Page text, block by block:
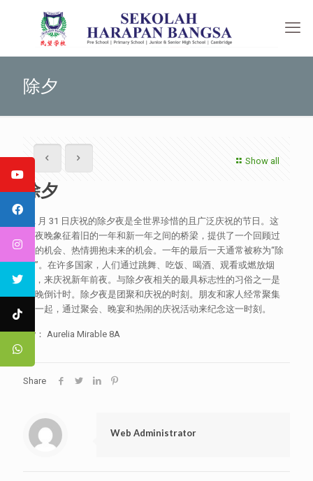
除夕
Show all
除夕
12 月 31 日庆祝的除夕夜是全世界珍惜的且广泛庆祝的节日。这
个夜晚象征着旧的一年和新一年之间的桥梁，提供了一个回顾过
去的机会、热情拥抱未来的机会。一年的最后一天通常被称为“除
夕”。在许多国家，人们通过跳舞、吃饭、喝酒、观看或燃放烟
花，来庆祝新年前夜。与除夕夜相关的最具标志性的习俗之一是
夜晚倒计时。除夕夜是团聚和庆祝的时刻。朋友和家人经常聚集
在一起，通过聚会、晚宴和热闹的庆祝活动来纪念这一时刻。
By： Aurelia Mirable 8A
Share
Web Administrator